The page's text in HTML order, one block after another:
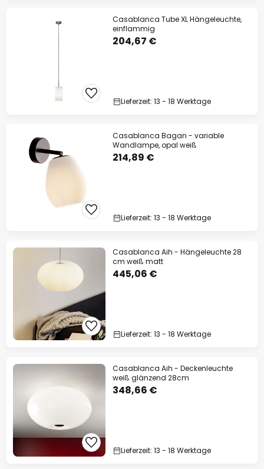
Casablanca Tube XL Hängeleuchte,
einflammig
204,67 €
Lieferzeit: 13 - 18 Werktage
Casablanca Bagan - variable
Wandlampe, opal weiß
214,89 €
Lieferzeit: 13 - 18 Werktage
Casablanca Aih - Hängeleuchte 28
cm weiß matt
445,06 €
Lieferzeit: 13 - 18 Werktage
Casablanca Aih - Deckenleuchte
weiß glänzend 28cm
348,66 €
Lieferzeit: 13 - 18 Werktage